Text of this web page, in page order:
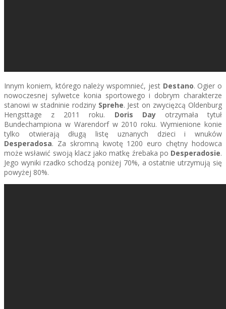
Innym koniem, którego należy wspomnieć, jest Destano. Ogier o
nowoczesnej sylwetce konia sportowego i dobrym charakterze
stanowi w stadninie rodziny Sprehe. Jest on zwycięzcą Oldenburg
Hengsttage z 2011 roku. Doris Dayotrzymała tytuł
Bundechampiona w Warendorf w 2010 roku. Wymienione konie
tylko otwierają długą listę uznanych dzieci i wnuków
Desperadosa. Za skromną kwotę 1200 euro chętny hodowca
może wsławić swoją klacz jako matkę źrebaka po Desperadosie.
Jego wyniki rzadko schodzą poniżej 70%, a ostatnie utrzymują się
powyżej 80%.